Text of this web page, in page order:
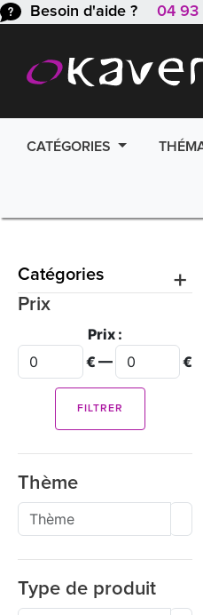
Besoin d'aide ? 04 93
CATÉGORIES
Catégories +
Prix
FILTRER
€ — €
Prix :
Thème
Type de produit